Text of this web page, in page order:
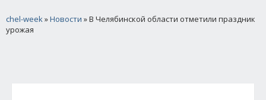
chel-week»Новости » В Челябинской области отметили праздник
урожая